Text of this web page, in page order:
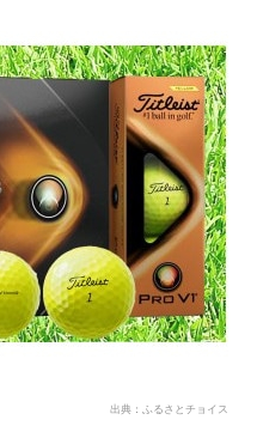
出典：ふるさとチョイス